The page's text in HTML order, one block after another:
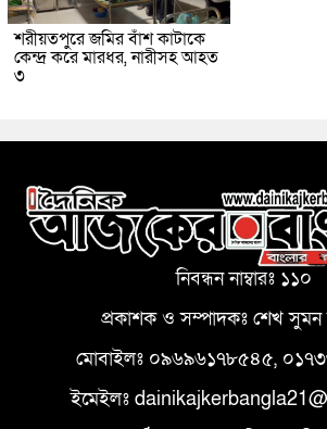
শরীয়তপুরে জমির বাঁশ কাটাকে
কেন্দ্র করে মারধর, নারীসহ আহত
৩
নিবন্ধন নাম্বারঃ ১১০
প্রকাশক ও সম্পাদকঃ শেখ সুমন
মোবাইলঃ ০৯৬৯৬১৭৮৫৪৫,
ইমেইলঃ